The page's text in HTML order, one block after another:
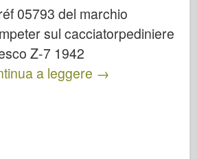
05793 del marchio
sul cacciatorpediniere
Z-7 1942
a leggere →